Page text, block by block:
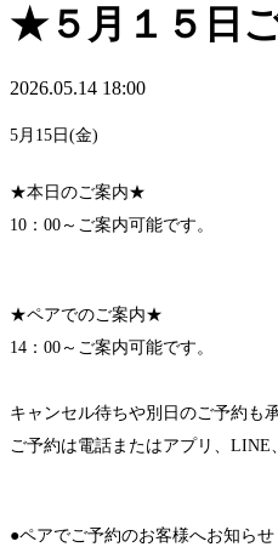
★５月１５日
2026.05.14 18:00
5月15日(金)
★本日のご案内★
10：00～ご案内可能です。
★ペアでのご案内★
14：00～ご案内可能です。
キャンセル待ちや別日のご予約も
ご予約は電話またはアプリ、LINE
●ペアでご予約のお客様へお知らせ